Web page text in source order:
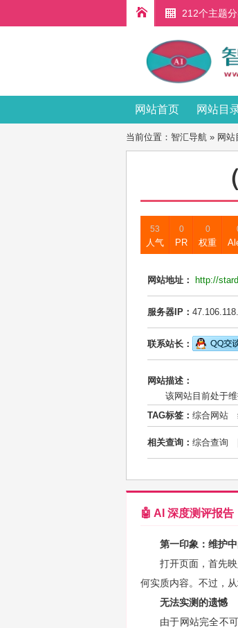
212个主题
网站首页 网站目
当前位置： 智汇导航 » 网站
53
人气
0
PR
0
权重
网站地址： http://
服务器IP：
联系站长：
网站描述：
该网站目前处于
TAG标签： 综合网站
相关查询： 综合查询
🤖 AI 深度测评报告
第一印象：维护
打开页面，首先
何实质内容。不过，
无法实测的遗憾
由于网站完全不